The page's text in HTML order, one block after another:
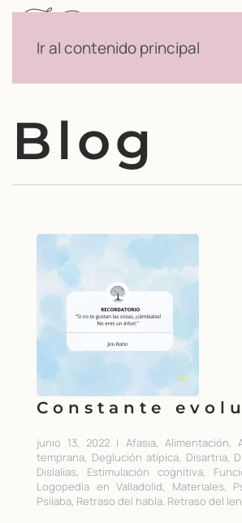
Ir al contenido principal
Blog
Constante
junio 13, 2022 | Afasia, Alimentación,
temprana, Deglución atípica, Disartria,
Dislalias, Estimulación cognitiva,
Logopedia en Valladolid, Materiales,
Psilaba, Retraso del habla, Retraso del